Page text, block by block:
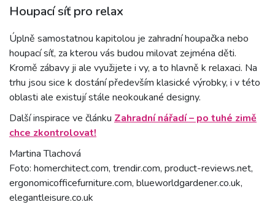
Houpací síť pro relax
Úplně samostatnou kapitolou je zahradní houpačka nebo
houpací síť, za kterou vás budou milovat zejména děti.
Kromě zábavy ji ale využijete i vy, a to hlavně k relaxaci. Na
trhu jsou sice k dostání především klasické výrobky, i v této
oblasti ale existují stále neokoukané designy.
Další inspirace ve článku Zahradní nářadí – po tuhé zimě
chce zkontrolovat!
Martina Tlachová
Foto: homerchitect.com, trendir.com, product-reviews.net,
ergonomicofficefurniture.com, blueworldgardener.co.uk,
elegantleisure.co.uk